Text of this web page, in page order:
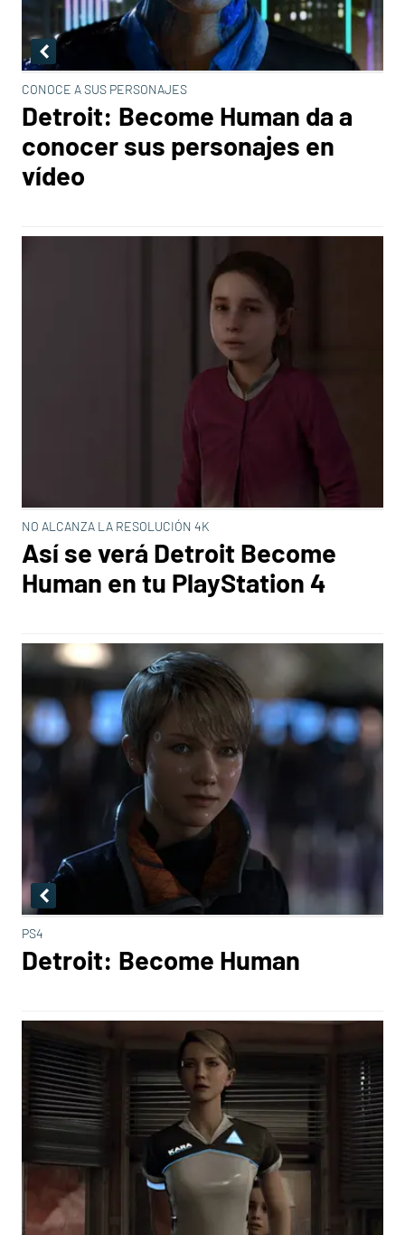
CONOCE A SUS PERSONAJES
Detroit: Become Human da a
conocer sus personajes en
vídeo
NO ALCANZA LA RESOLUCIÓN 4K
Así se verá Detroit Become
Human en tu PlayStation 4
PS4
Detroit: Become Human